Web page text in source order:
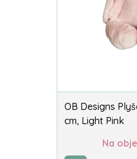
OB Designs
cm, Light Pink
Na